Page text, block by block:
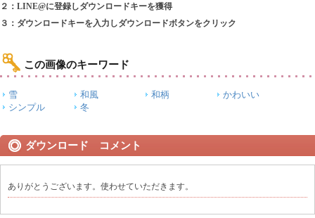
２：LINE@に登録しダウンロードキーを獲得
３：ダウンロードキーを入力しダウンロードボタンをクリック
この画像のキーワード
雪 和風 和柄
かわいい
シンプル
冬
ダウンロード コメント
ありがとうございます。使わせていただきます。